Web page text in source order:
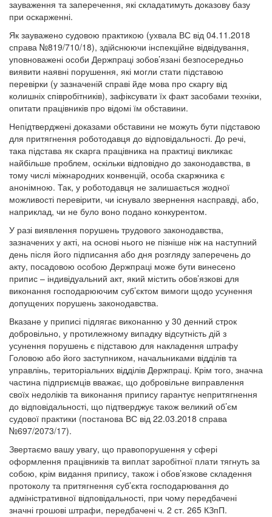
зауваження та заперечення, які складатимуть доказову базу
при оскарженні.
Як зауважено судовою практикою (ухвала ВС від 04.11.2018
справа №819/710/18), здійснюючи інспекційне відвідування,
уповноважені особи Держпраці зобов’язані безпосередньо
виявити наявні порушення, які могли стати підставою
перевірки (у зазначеній справі йде мова про скаргу від
колишніх співробітників), зафіксувати їх факт засобами техніки,
опитати працівників про відомі їм обставини.
Непідтверджені доказами обставини не можуть бути підставою
для притягнення роботодавця до відповідальності. До речі,
така підстава як скарга працівника на практиці викликає
найбільше проблем, оскільки відповідно до законодавства, в
тому числі міжнародних конвенцій, особа скаржника є
анонімною. Так, у роботодавця не залишається жодної
можливості перевірити, чи існувало звернення насправді, або,
наприклад, чи не було воно подано конкурентом.
У разі виявлення порушень трудового законодавства,
зазначених у акті, на основі нього не пізніше ніж на наступний
день після його підписання або дня розгляду заперечень до
акту, посадовою особою Держпраці може бути винесено
припис – індивідуальний акт, який містить обов’язкові для
виконання господарюючим суб’єктом вимоги щодо усунення
допущених порушень законодавства.
Вказане у приписі підлягає виконанню у 30 денний строк
добровільно, у протилежному випадку відсутність дій з
усунення порушень є підставою для накладення штрафу
Головою або його заступником, начальниками відділів та
управлінь, територіальних відділів Держпраці. Крім того, значна
частина підприємців вважає, що добровільне виправлення
своїх недоліків та виконання припису гарантує непритягнення
до відповідальності, що підтверджує також великий об’єм
судової практики (постанова ВС від 22.03.2018 справа
№697/2073/17).
Звертаємо вашу увагу, що правопорушення у сфері
оформлення працівників та виплат заробітної плати тягнуть за
собою, крім видання припису, також і обов’язкове складення
протоколу та притягнення суб’єкта господарювання до
адміністративної відповідальності, при чому передбачені
значні грошові штрафи, передбачені ч. 2 ст. 265 КЗпП.